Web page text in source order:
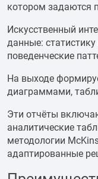
котором задаются
Искусственный
данные:
поведенческие
На выходе
диаграммами,
Эти отчёты
аналитические
методологии
адаптированные